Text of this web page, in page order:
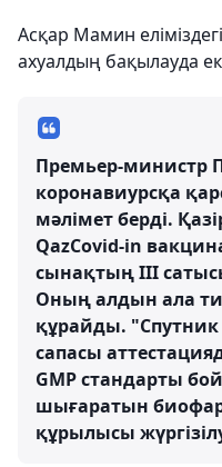
Асқар Мамин
ахуалдың бақылауда
Премьер-министр
коронавиурсқа
мәлімет берді.
QazCovid-in
сынақтың ІІІ
Оның алдын ала
құрайды.
сапасы
GMP стандарты
шығаратын
құрылысы